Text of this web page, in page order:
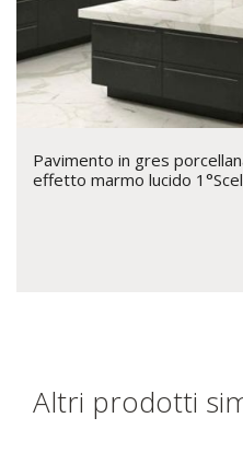
Pavimento in gres
effetto marmo lucido
Altri prodotti